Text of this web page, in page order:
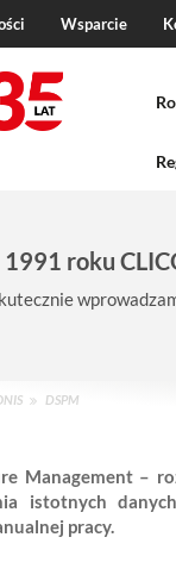
Wsparcie
1991 roku
DSPM
Management –
istotnych
pracy.